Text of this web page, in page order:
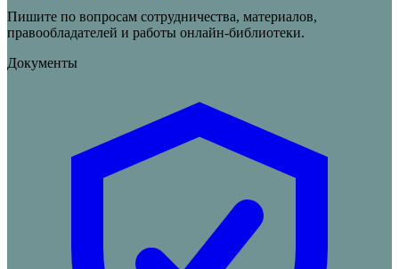
Пишите по вопросам сотрудничества, материалов,
правообладателей и работы онлайн-библиотеки.
Документы